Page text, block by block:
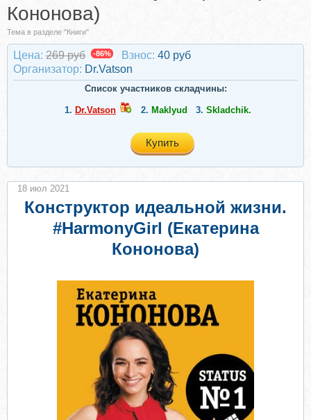
Кононова)
Тема в разделе "Книги"
Цена: 269 руб -86% Взнос: 40 руб
Организатор: Dr.Vatson
Список участников складчины:
1. Dr.Vatson 2. Maklyud 3. Skladchik.
Купить
Конструктор идеальной жизни.
#HarmonyGirl (Екатерина
Кононова)
18 июл 2021